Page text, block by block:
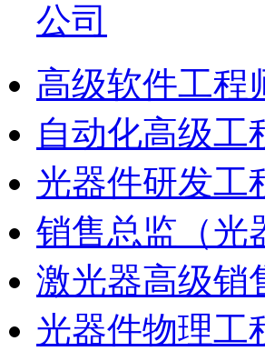
公司
高级软件工程
自动化高级工
光器件研发工
销售总监（光
激光器高级销
光器件物理工